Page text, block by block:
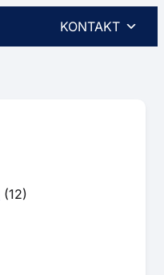
KONTAKT
(12)